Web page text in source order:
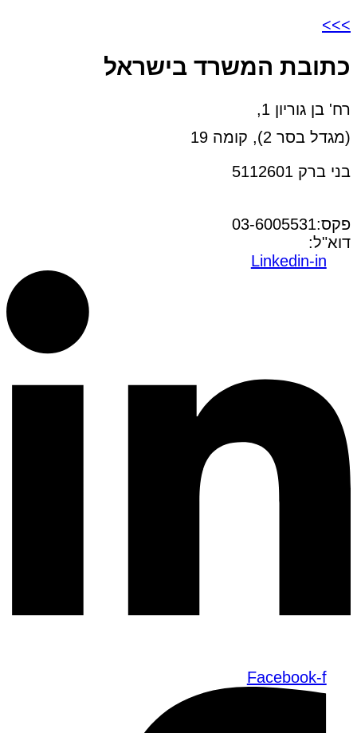
>>>
כתובת המשרד בישראל
רח' בן גוריון 1,
(מגדל בסר 2), קומה 19
בני ברק 5112601
פקס:03-6005531
דוא"ל:
Linkedin-in
Facebook-f